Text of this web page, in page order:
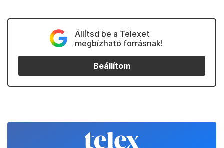
Állítsd be a Telexet
megbízható forrásnak!
Beállítom